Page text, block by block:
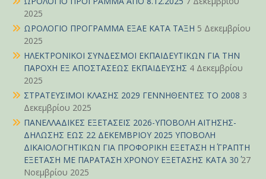
2025
ΩΡΟΛΟΓΙΟ ΠΡΟΓΡΑΜΜΑ ΕΞΑΕ ΚΑΤΑ ΤΑΞΗ 5 Δεκεμβρίου
2025
ΗΛΕΚΤΡΟΝΙΚΟΙ ΣΥΝΔΕΣΜΟΙ ΕΚΠΑΙΔΕΥΤΙΚΩΝ ΓΙΑ ΤΗΝ
ΠΑΡΟΧΗ ΕΞ ΑΠΟΣΤΑΣΕΩΣ ΕΚΠΑΙΔΕΥΣΗΣ 4 Δεκεμβρίου
2025
ΣΤΡΑΤΕΥΣΙΜΟΙ ΚΛΑΣΗΣ 2029 ΓΕΝΝΗΘΕΝΤΕΣ ΤΟ 2008 3
Δεκεμβρίου 2025
ΠΑΝΕΛΛΑΔΙΚΕΣ ΕΞΕΤΑΣΕΙΣ 2026-ΥΠΟΒΟΛΗ ΑΙΤΗΣΗΣ-
ΔΗΛΩΣΗΣ ΕΩΣ 22 ΔΕΚΕΜΒΡΙΟΥ 2025 ΥΠΟΒΟΛΗ
ΔΙΚΑΙΟΛΟΓΗΤΙΚΩΝ ΓΙΑ ΠΡΟΦΟΡΙΚΗ ΕΞΕΤΑΣΗ Η΄ ΓΡΑΠΤΗ
ΕΞΕΤΑΣΗ ΜΕ ΠΑΡΑΤΑΣΗ ΧΡΟΝΟΥ ΕΞΕΤΑΣΗΣ ΚΑΤΑ 30΄ 27
Νοεμβρίου 2025